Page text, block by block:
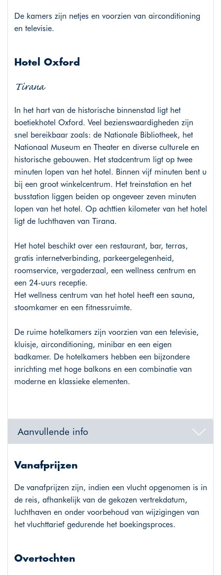
De kamers zijn netjes en voorzien van airconditioning
en televisie.
Hotel Oxford
Tirana
In het hart van de historische binnenstad ligt het
boetiekhotel Oxford. Veel bezienswaardigheden zijn
snel bereikbaar zoals: de Nationale Bibliotheek, het
Nationaal Museum en Theater en diverse culturele en
historische gebouwen. Het stadcentrum ligt op twee
minuten lopen van het hotel. Binnen vijf minuten bent u
bij een groot winkelcentrum. Het treinstation en het
busstation liggen beiden op ongeveer zeven minuten
lopen van het hotel. Op achttien kilometer van het hotel
ligt de luchthaven van Tirana.
Het hotel beschikt over een restaurant, bar, terras,
gratis internetverbinding, parkeergelegenheid,
roomservice, vergaderzaal, een wellness centrum en
een 24-uurs receptie.
Het wellness centrum van het hotel heeft een sauna,
stoomkamer en een fitnessruimte.
De ruime hotelkamers zijn voorzien van een televisie,
kluisje, airconditioning, minibar en een eigen
badkamer. De hotelkamers hebben een bijzondere
inrichting met hoge balkons en een combinatie van
moderne en klassieke elementen.
Aanvullende info
Vanafprijzen
De vanafprijzen zijn, indien een vlucht opgenomen is in
de reis, afhankelijk van de gekozen vertrekdatum,
luchthaven en onder voorbehoud van wijzigingen van
het vluchttarief gedurende het boekingsproces.
Overtochten